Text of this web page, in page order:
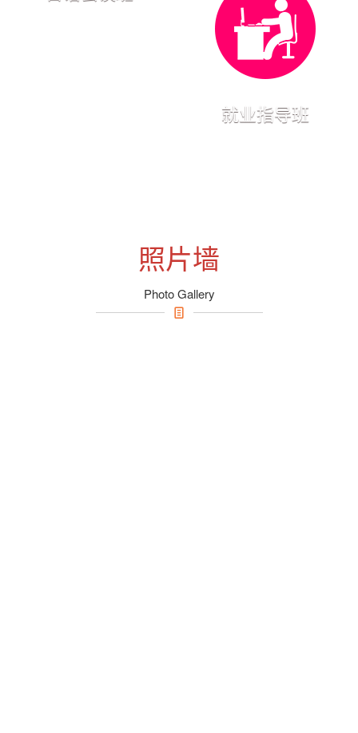
就业指导班
照片墙
Photo Gallery